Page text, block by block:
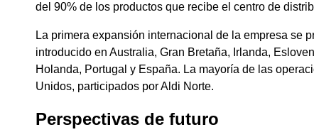
del 90% de los productos que recibe el centro de
La primera expansión internacional de la empresa se
introducido en Australia, Gran Bretaña, Irlanda,
Holanda, Portugal y España. La mayoría de las
Unidos, participados por Aldi Norte.
Perspectivas de futuro